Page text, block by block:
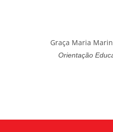
Graça Maria
Orientação